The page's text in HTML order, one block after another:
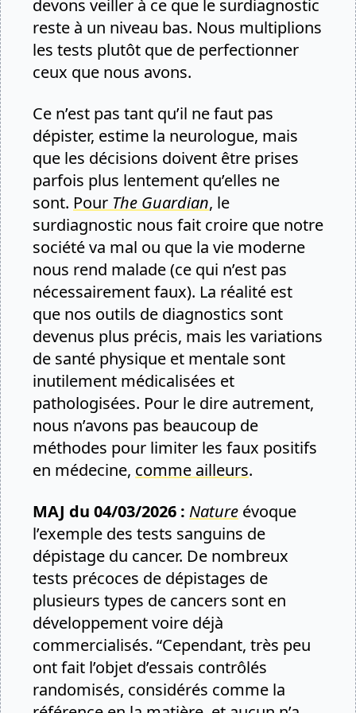
devons veiller à ce que le surdiagnostic
reste à un niveau bas. Nous multiplions
les tests plutôt que de perfectionner
ceux que nous avons.
Ce n’est pas tant qu’il ne faut pas
dépister, estime la neurologue, mais
que les décisions doivent être prises
parfois plus lentement qu’elles ne
sont. Pour The Guardian, le
surdiagnostic nous fait croire que notre
société va mal ou que la vie moderne
nous rend malade (ce qui n’est pas
nécessairement faux). La réalité est
que nos outils de diagnostics sont
devenus plus précis, mais les variations
de santé physique et mentale sont
inutilement médicalisées et
pathologisées. Pour le dire autrement,
nous n’avons pas beaucoup de
méthodes pour limiter les faux positifs
en médecine, comme ailleurs.
MAJ du 04/03/2026 : Nature évoque
l’exemple des tests sanguins de
dépistage du cancer. De nombreux
tests précoces de dépistages de
plusieurs types de cancers sont en
développement voire déjà
commercialisés. “Cependant, très peu
ont fait l’objet d’essais contrôlés
randomisés, considérés comme la